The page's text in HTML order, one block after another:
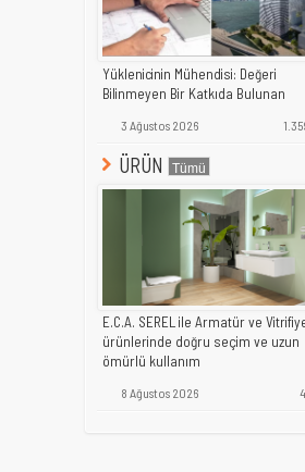
Yüklenicinin Mühendisi: Değeri
Bilinmeyen Bir Katkıda Bulunan
3 Ağustos 2026
ÜRÜN
E.C.A. SEREL ile Armatür ve
ürünlerinde doğru seçim ve uzun
ömürlü kullanım
8 Ağustos 2026